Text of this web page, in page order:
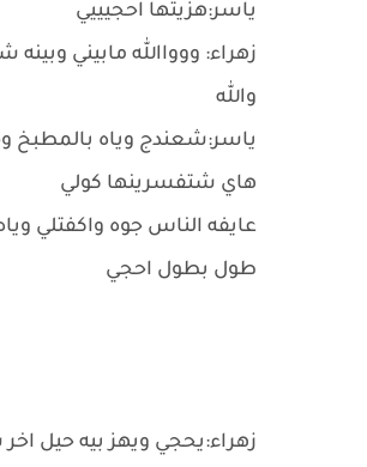
ياسر:هزيتها احجيييي
زهراء: ووواالله مابيني وبينه
والله
ياسر:شعندج وياه بالمطبخ
هاي شتفسرينها كولي
عايفه الناس جوه واكفتلي
طول بطول احجي
زهراء:يحجي ويهز بيه حيل